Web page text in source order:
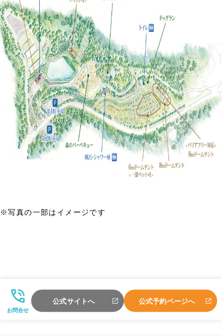
※写真の一部はイメージです
お問合せ
公式サイトへ 公式予約ページへ